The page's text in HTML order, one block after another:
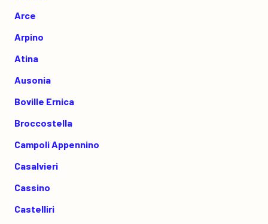
Arce
Arpino
Atina
Ausonia
Boville Ernica
Broccostella
Campoli Appennino
Casalvieri
Cassino
Castelliri